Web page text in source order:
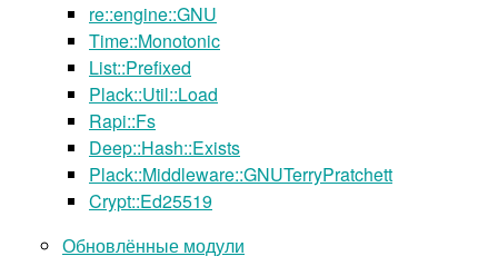
re::engine::GNU
Time::Monotonic
List::Prefixed
Plack::Util::Load
Rapi::Fs
Deep::Hash::Exists
Plack::Middleware::GNUTerryPratchett
Crypt::Ed25519
Обновлённые модули